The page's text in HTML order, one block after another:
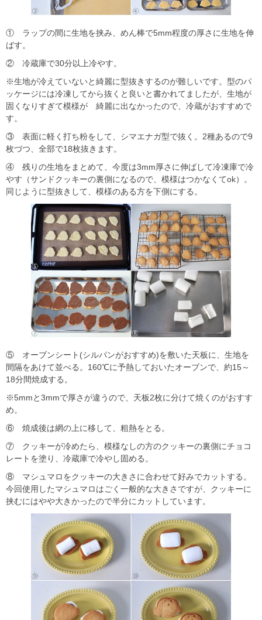
① ラップの間に生地を挟み、めん棒で5mm程度の厚さに生地を伸
ばす。
② 冷蔵庫で30分以上冷やす。
※生地が冷えていないと綺麗に型抜きするのが難しいです。型のパ
ッケージには冷凍してから抜くと良いと書かれてましたが、生地が
固くなりすぎて模様が 綺麗に出なかったので、冷蔵がおすすめで
す。
③ 表面に軽く打ち粉をして、シマエナガ型で抜く。2種あるので9
枚づつ、全部で18枚抜きます。
④ 残りの生地をまとめて、今度は3mm厚さに伸ばして冷凍庫で冷
やす（サンドクッキーの裏側になるので、模様はつかなくてok）。
同じように型抜きして、模様のある方を下側にする。
⑤ オーブンシート(シルパンがおすすめ)を敷いた天板に、生地を
間隔をあけて並べる。160℃に予熱しておいたオーブンで、約15～
18分間焼成する。
※5mmと3mmで厚さが違うので、天板2枚に分けて焼くのがおすす
め。
⑥ 焼成後は網の上に移して、粗熱をとる。
⑦ クッキーが冷めたら、模様なしの方のクッキーの裏側にチョコ
レートを塗り、冷蔵庫で冷やし固める。
⑧ マシュマロをクッキーの大きさに合わせて好みでカットする。
今回使用したマシュマロはごく一般的な大きさですが、クッキーに
挟むにはやや大きかったので半分にカットしています。